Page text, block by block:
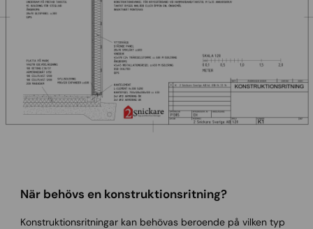
När behövs en konstruktionsritning?
Konstruktionsritningar kan behövas beroende på vilken typ